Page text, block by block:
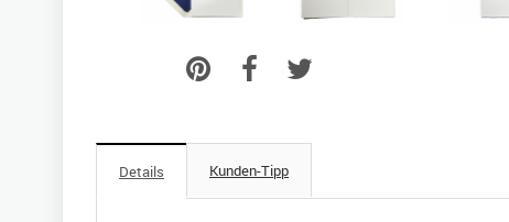
Details Kunden-Tipp